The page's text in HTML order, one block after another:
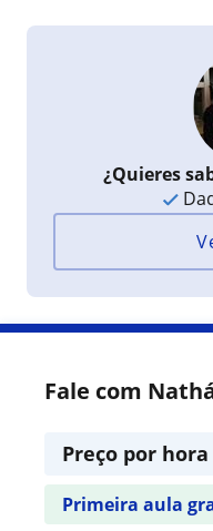
¿Quieres
Fale com
Preço por hora
Primeira aula